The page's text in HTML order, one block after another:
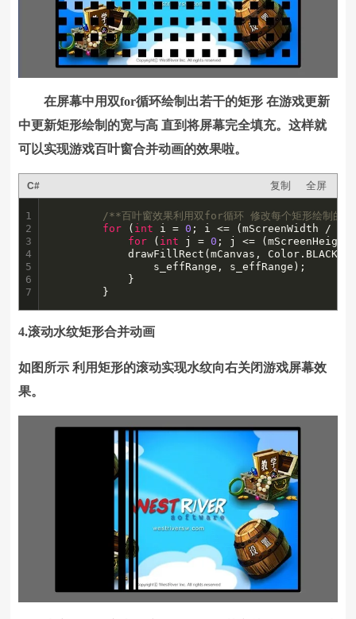
在屏幕中用双for循环绘制出若干的矩形 在游戏更新
中更新矩形绘制的宽与高 直到将屏幕完全填充。这样就
可以实现游戏百叶窗合并动画的效果啦。
C# 复制 全屏
1
2
3
4
5
6
7
/**百叶窗效果利用双for循环 修改每个矩形绘制的
for ( int i = 0 ; i <= (mScreenWidth /
for ( int j = 0 ; j <= (mScreenHeight /
			drawFillRect(mCanvas, Color.BLACK, i* RANDOM_TYPE_0_RANGE, j * RANDOM_TYPE_0_RANGE,
		}
4.滚动水纹矩形合并动画
如图所示 利用矩形的滚动实现水纹向右关闭游戏屏幕效
果。